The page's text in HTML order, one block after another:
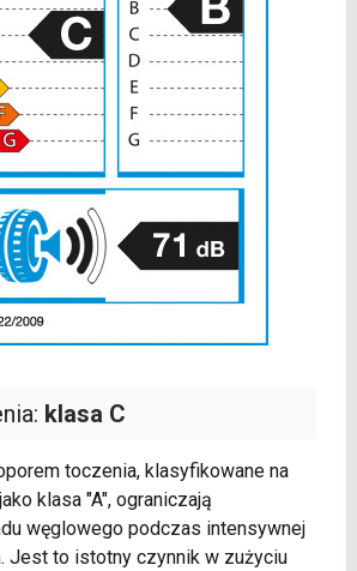
klasa C
toczenia, klasyfikowane na
klasa "A", ograniczają
węglowego podczas intensywnej
Jest to istotny czynnik w zużyciu